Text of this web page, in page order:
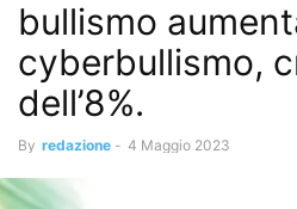
bullismo
cyberbullismo,
dell’8%.
By redazione - 4 Maggio 2023